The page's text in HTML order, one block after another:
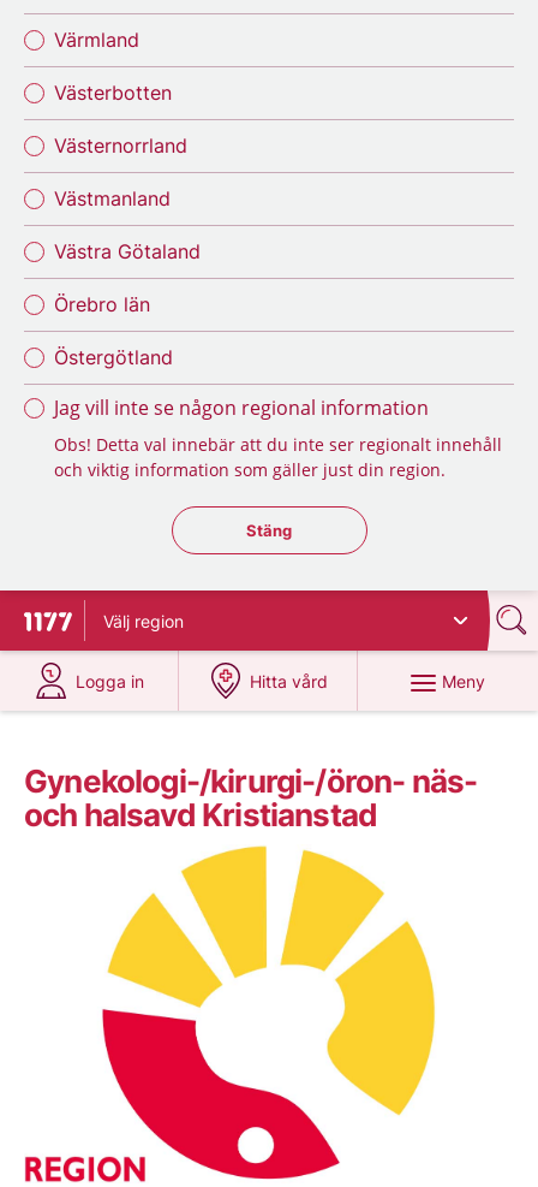
Värmland
Västerbotten
Västernorrland
Västmanland
Västra Götaland
Örebro län
Östergötland
Jag vill inte se någon regional information
Obs! Detta val innebär att du inte ser regionalt innehåll
och viktig information som gäller just din region.
Stäng regionsväljaren
Stäng
Till startsidan för 1177
Välj region
Logga in
på 1177.se
Hitta vård
på 1177.se
Meny
Gynekologi-/kirurgi-/öron- näs-
och halsavd Kristianstad